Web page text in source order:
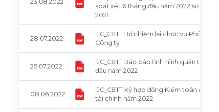
23.08.2022
soát xét 6 tháng đầu năm 2022 so với
2021.
28.07.2022
IJC_CBTT Bổ nhiệm lại chức vụ Phó
Công ty
25.07.2022
IJC_CBTT Báo cáo tình hình quản trị
đầu năm 2022
08.06.2022
IJC_CBTT Ký hợp đồng Kiểm toán và
tài chính năm 2022